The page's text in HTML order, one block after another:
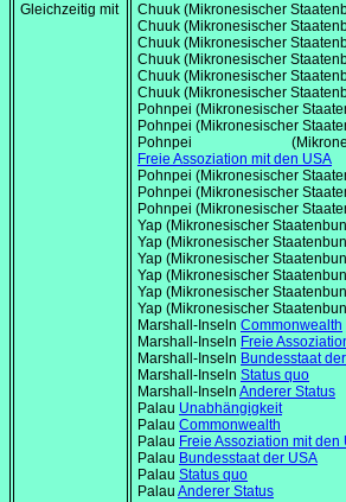
Gleichzeitig mit Chuuk (Mikronesischer
Chuuk (Mikronesischer
Chuuk (Mikronesischer
Chuuk (Mikronesischer
Chuuk (Mikronesischer
Chuuk (Mikronesischer
Pohnpei (Mikronesischer
Pohnpei (Mikronesischer
Pohnpei
Freie Assoziation mit den USA
Pohnpei (Mikronesischer
Pohnpei (Mikronesischer
Pohnpei (Mikronesischer
Yap (Mikronesischer
Yap (Mikronesischer
Yap (Mikronesischer
Yap (Mikronesischer
Yap (Mikronesischer
Yap (Mikronesischer
Marshall-Inseln Commonwealth
Marshall-Inseln Freie
Marshall-Inseln Bundesstaat
Marshall-Inseln Status quo
Marshall-Inseln Anderer Status
Palau Unabhängigkeit
Palau Commonwealth
Palau Freie Assoziation mit den
Palau Bundesstaat der USA
Palau Status quo
Palau Anderer Status